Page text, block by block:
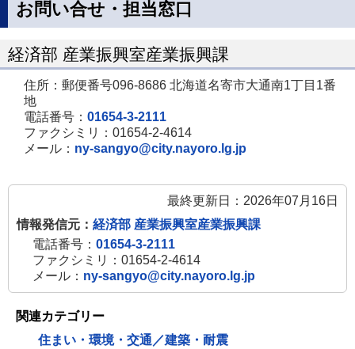
お問い合せ・担当窓口
経済部 産業振興室産業振興課
住所：郵便番号096-8686 北海道名寄市大通南1丁目1番
地
電話番号： 01654-3-2111
ファクシミリ：01654-2-4614
メール： ny-sangyo@city.nayoro.lg.jp
最終更新日：2026年07月16日
情報発信元： 経済部 産業振興室産業振興課
電話番号： 01654-3-2111
ファクシミリ：01654-2-4614
メール： ny-sangyo@city.nayoro.lg.jp
関連カテゴリー
住まい・環境・交通／建築・耐震